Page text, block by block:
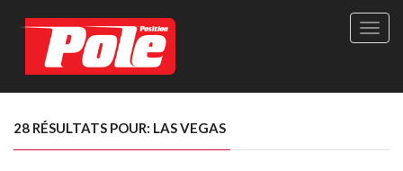
Site
Le
28 RÉSULTATS POUR: LAS VEGAS